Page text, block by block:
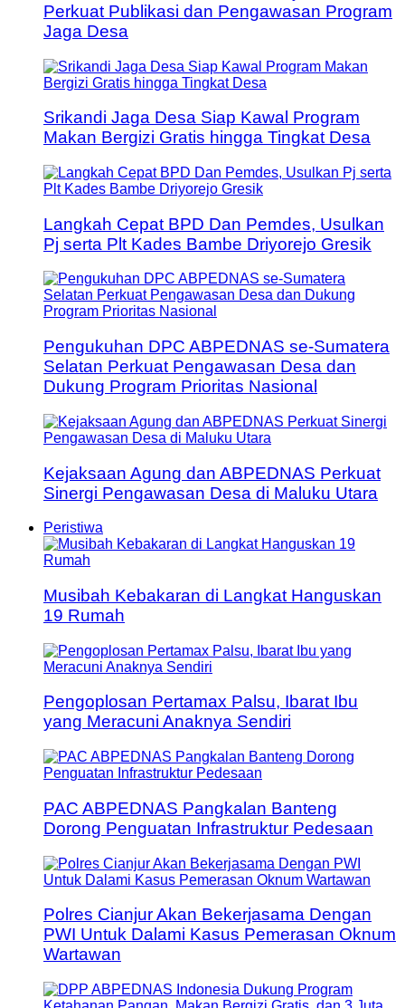
Perkuat Publikasi dan Pengawasan Program
Jaga Desa
Srikandi Jaga Desa Siap Kawal Program
Makan Bergizi Gratis hingga Tingkat Desa
Langkah Cepat BPD Dan Pemdes, Usulkan
Pj serta Plt Kades Bambe Driyorejo Gresik
Pengukuhan DPC ABPEDNAS se-Sumatera
Selatan Perkuat Pengawasan Desa dan
Dukung Program Prioritas Nasional
Kejaksaan Agung dan ABPEDNAS Perkuat
Sinergi Pengawasan Desa di Maluku Utara
Peristiwa
Musibah Kebakaran di Langkat Hanguskan
19 Rumah
Pengoplosan Pertamax Palsu, Ibarat Ibu
yang Meracuni Anaknya Sendiri
PAC ABPEDNAS Pangkalan Banteng
Dorong Penguatan Infrastruktur Pedesaan
Polres Cianjur Akan Bekerjasama Dengan
PWI Untuk Dalami Kasus Pemerasan Oknum
Wartawan